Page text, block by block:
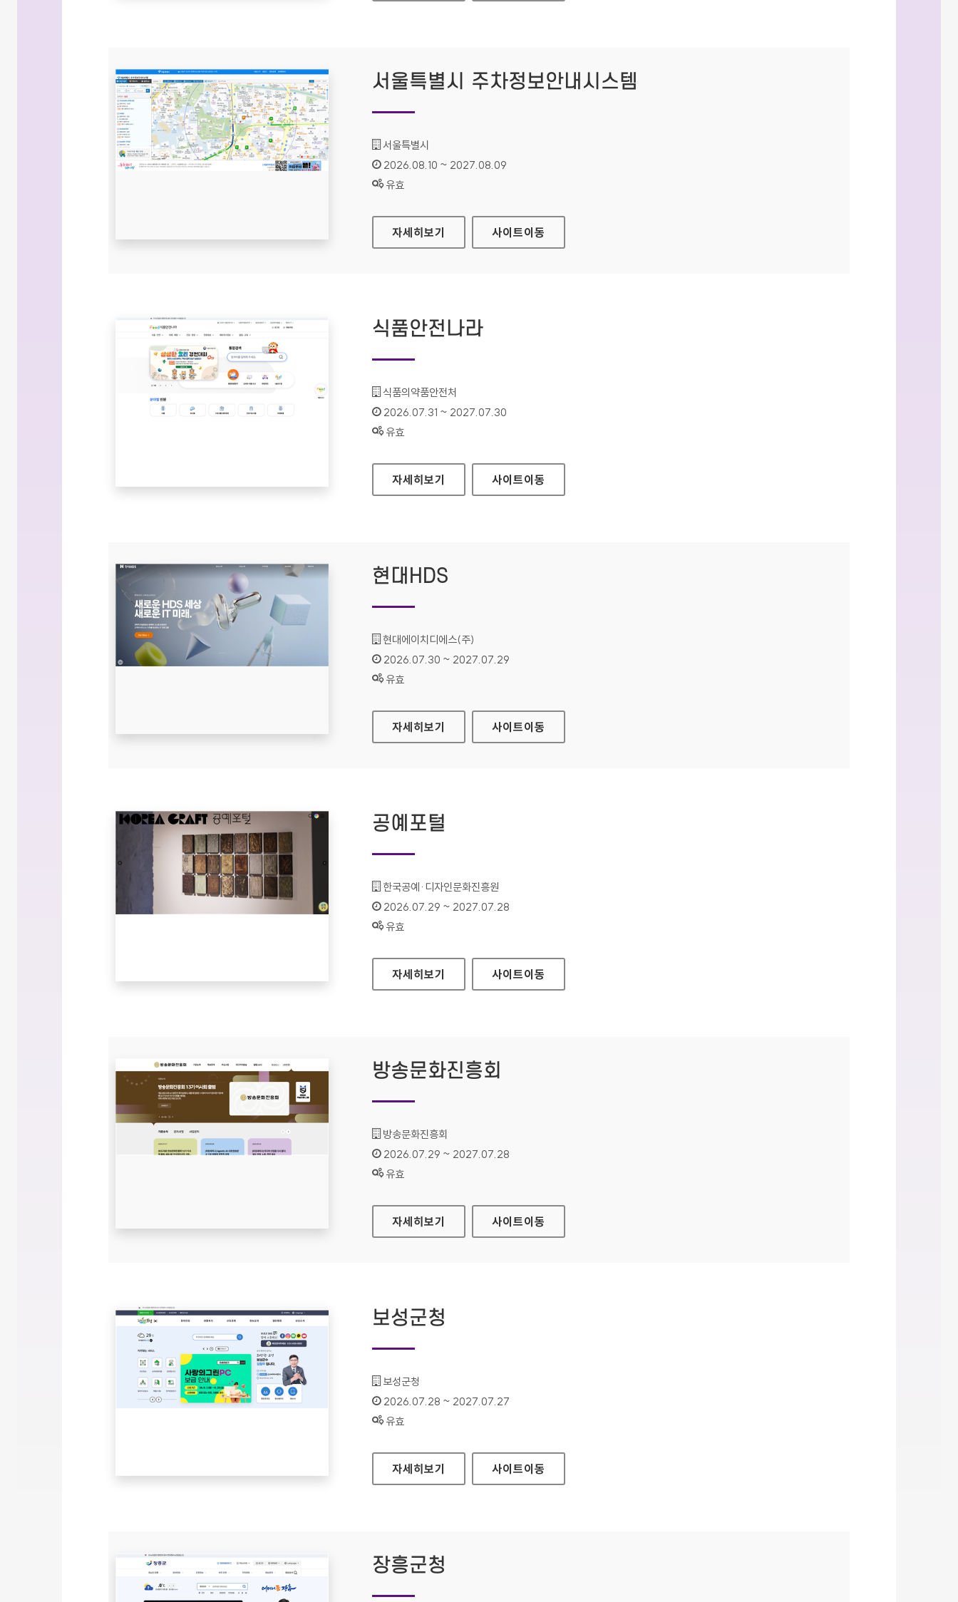
서울특별시 주차정보안내시스템
기관명 :
서울특별시
인증기간 :
2026.08.10 ~ 2027.08.09
상태 :
유효
서울특별시 주차정보안내시스템
자세히보기 사이트이동
식품안전나라
기관명 :
식품의약품안전처
인증기간 :
2026.07.31 ~ 2027.07.30
상태 :
유효
식품안전나라
자세히보기 사이트이동
현대HDS
기관명 :
현대에이치디에스(주)
인증기간 :
2026.07.30 ~ 2027.07.29
상태 :
유효
현대HDS
자세히보기 사이트이동
공예포털
기관명 :
한국공예·디자인문화진흥원
인증기간 :
2026.07.29 ~ 2027.07.28
상태 :
유효
공예포털
자세히보기 사이트이동
방송문화진흥회
기관명 :
방송문화진흥회
인증기간 :
2026.07.29 ~ 2027.07.28
상태 :
유효
방송문화진흥회
자세히보기 사이트이동
보성군청
기관명 :
보성군청
인증기간 :
2026.07.28 ~ 2027.07.27
상태 :
유효
보성군청
자세히보기 사이트이동
장흥군청